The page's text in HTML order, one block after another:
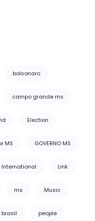
bolsonaro
campo grande ms
Election
MS GOVERNO MS
International Link
ms Music
people